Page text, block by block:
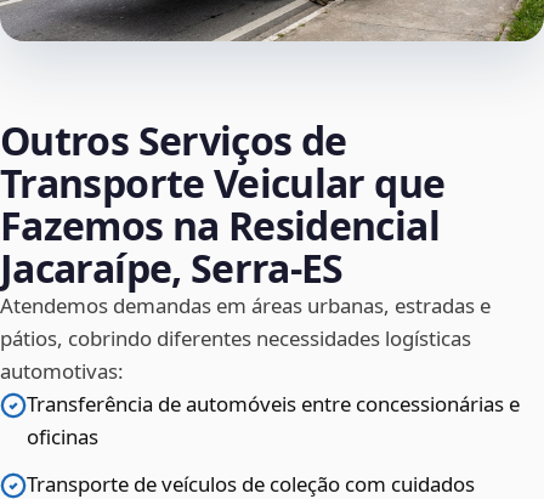
Outros Serviços de
Transporte Veicular que
Fazemos na Residencial
Jacaraípe, Serra‑ES
Atendemos demandas em áreas urbanas, estradas e
pátios, cobrindo diferentes necessidades logísticas
automotivas:
Transferência de automóveis entre concessionárias e
oficinas
Transporte de veículos de coleção com cuidados